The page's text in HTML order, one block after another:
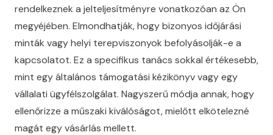
rendelkeznek a jelteljesítményre vonatkozóan az Ön
megyéjében. Elmondhatják, hogy bizonyos időjárási
minták vagy helyi terepviszonyok befolyásolják-e a
kapcsolatot. Ez a specifikus tanács sokkal értékesebb,
mint egy általános támogatási kézikönyv vagy egy
vállalati ügyfélszolgálat. Nagyszerű módja annak, hogy
ellenőrizze a műszaki kiválóságot, mielőtt elkötelezné
magát egy vásárlás mellett.